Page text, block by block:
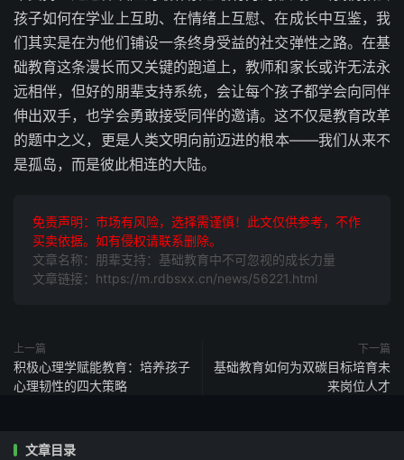
孩子如何在学业上互助、在情绪上互慰、在成长中互鉴，我
们其实是在为他们铺设一条终身受益的社交弹性之路。在基
础教育这条漫长而又关键的跑道上，教师和家长或许无法永
远相伴，但好的朋辈支持系统，会让每个孩子都学会向同伴
伸出双手，也学会勇敢接受同伴的邀请。这不仅是教育改革
的题中之义，更是人类文明向前迈进的根本——我们从来不
是孤岛，而是彼此相连的大陆。
免责声明：市场有风险，选择需谨慎！此文仅供参考，不作
买卖依据。如有侵权请联系删除。
文章名称：朋辈支持：基础教育中不可忽视的成长力量
文章链接：https://m.rdbsxx.cn/news/56221.html
上一篇
积极心理学赋能教育：培养孩子
心理韧性的四大策略
下一篇
基础教育如何为双碳目标培育未
来岗位人才
文章目录